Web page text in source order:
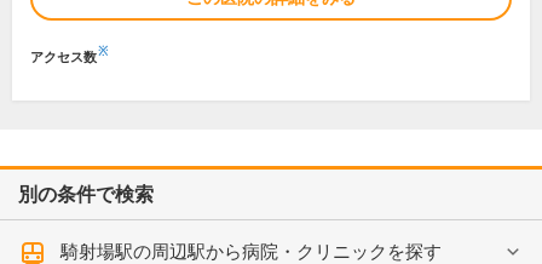
アクセス数※
別の条件で検索
騎射場駅の周辺駅から病院・クリニックを探す